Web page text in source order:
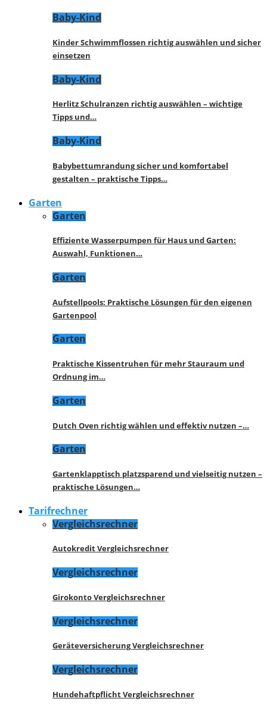
Baby-Kind
Kinder Schwimmflossen richtig auswählen und sicher
einsetzen
Baby-Kind
Herlitz Schulranzen richtig auswählen – wichtige
Tipps und…
Baby-Kind
Babybettumrandung sicher und komfortabel
gestalten – praktische Tipps…
Garten
Garten
Effiziente Wasserpumpen für Haus und Garten:
Auswahl, Funktionen…
Garten
Aufstellpools: Praktische Lösungen für den eigenen
Gartenpool
Garten
Praktische Kissentruhen für mehr Stauraum und
Ordnung im…
Garten
Dutch Oven richtig wählen und effektiv nutzen –…
Garten
Gartenklapptisch platzsparend und vielseitig nutzen –
praktische Lösungen…
Tarifrechner
Vergleichsrechner
Autokredit Vergleichsrechner
Vergleichsrechner
Girokonto Vergleichsrechner
Vergleichsrechner
Geräteversicherung Vergleichsrechner
Vergleichsrechner
Hundehaftpflicht Vergleichsrechner